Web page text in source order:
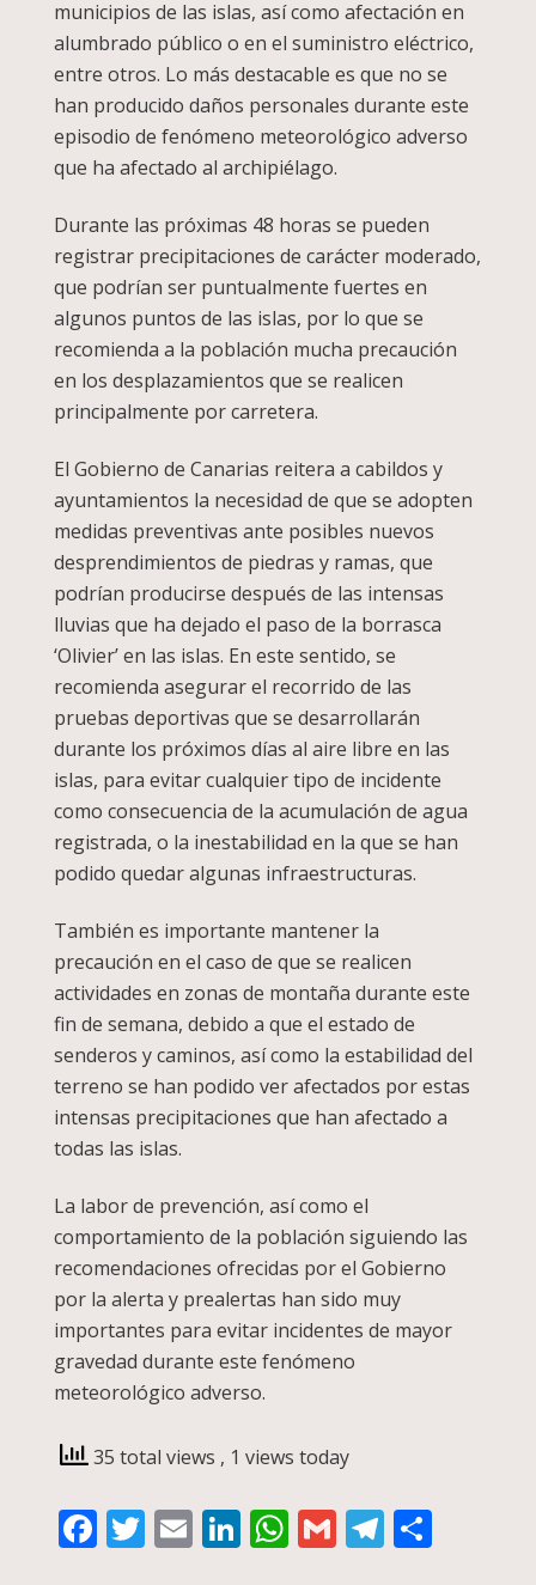
municipios de las islas, así como afectación en
alumbrado público o en el suministro eléctrico,
entre otros. Lo más destacable es que no se
han producido daños personales durante este
episodio de fenómeno meteorológico adverso
que ha afectado al archipiélago.
Durante las próximas 48 horas se pueden
registrar precipitaciones de carácter moderado,
que podrían ser puntualmente fuertes en
algunos puntos de las islas, por lo que se
recomienda a la población mucha precaución
en los desplazamientos que se realicen
principalmente por carretera.
El Gobierno de Canarias reitera a cabildos y
ayuntamientos la necesidad de que se adopten
medidas preventivas ante posibles nuevos
desprendimientos de piedras y ramas, que
podrían producirse después de las intensas
lluvias que ha dejado el paso de la borrasca
‘Olivier’ en las islas. En este sentido, se
recomienda asegurar el recorrido de las
pruebas deportivas que se desarrollarán
durante los próximos días al aire libre en las
islas, para evitar cualquier tipo de incidente
como consecuencia de la acumulación de agua
registrada, o la inestabilidad en la que se han
podido quedar algunas infraestructuras.
También es importante mantener la
precaución en el caso de que se realicen
actividades en zonas de montaña durante este
fin de semana, debido a que el estado de
senderos y caminos, así como la estabilidad del
terreno se han podido ver afectados por estas
intensas precipitaciones que han afectado a
todas las islas.
La labor de prevención, así como el
comportamiento de la población siguiendo las
recomendaciones ofrecidas por el Gobierno
por la alerta y prealertas han sido muy
importantes para evitar incidentes de mayor
gravedad durante este fenómeno
meteorológico adverso.
35 total views , 1 views today
Facebook
Twitter
EmailLinkedIn
WhatsApp
Gmail